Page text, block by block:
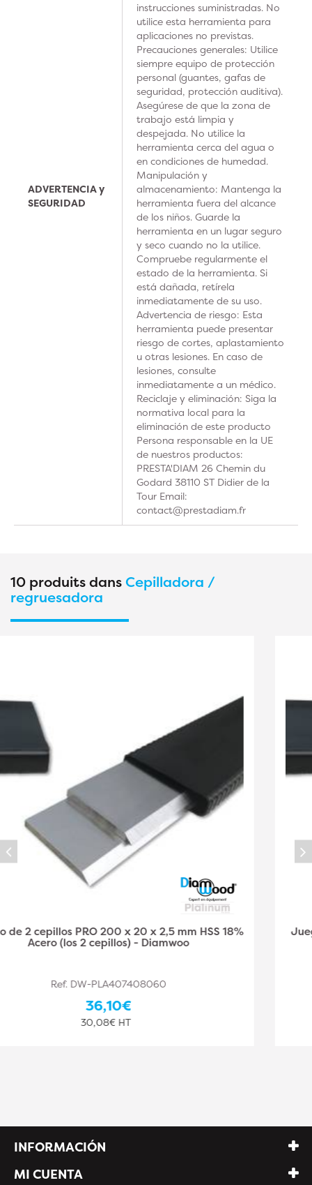
ADVERTENCIA y
SEGURIDAD
instrucciones suministradas. No
utilice esta herramienta para
aplicaciones no previstas.
Precauciones generales: Utilice
siempre equipo de protección
personal (guantes, gafas de
seguridad, protección auditiva).
Asegúrese de que la zona de
trabajo está limpia y
despejada. No utilice la
herramienta cerca del agua o
en condiciones de humedad.
Manipulación y
almacenamiento: Mantenga la
herramienta fuera del alcance
de los niños. Guarde la
herramienta en un lugar seguro
y seco cuando no la utilice.
Compruebe regularmente el
estado de la herramienta. Si
está dañada, retírela
inmediatamente de su uso.
Advertencia de riesgo: Esta
herramienta puede presentar
riesgo de cortes, aplastamiento
u otras lesiones. En caso de
lesiones, consulte
inmediatamente a un médico.
Reciclaje y eliminación: Siga la
normativa local para la
eliminación de este producto
Persona responsable en la UE
de nuestros productos:
PRESTA'DIAM 26 Chemin du
Godard 38110 ST Didier de la
Tour Email:
contact@prestadiam.fr
10 produits dansCepilladora /
regruesadora
Juego de 2 cepillos PRO 250 x 30 x 3 mm HSS 18%
Acero (los 2 cepillos) - Diamwood
Ref. DW-PLA407408061
36,75€ HT
INFORMACIÓN
MI CUENTA